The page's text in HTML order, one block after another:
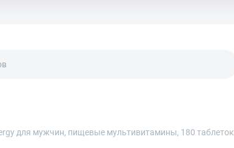
для мужчин, пищевые мультивитамины, 180 таблеток